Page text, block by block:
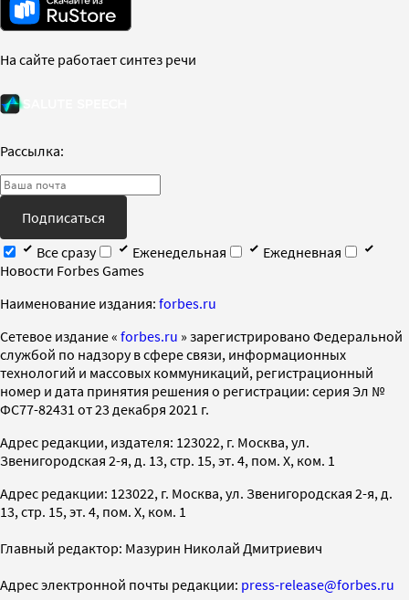
На сайте работает синтез речи
Рассылка:
Подписаться
Все сразу
Еженедельная
Ежедневная
Новости Forbes Games
Наименование издания: forbes.ru
Cетевое издание « forbes.ru » зарегистрировано Федеральной
службой по надзору в сфере связи, информационных
технологий и массовых коммуникаций, регистрационный
номер и дата принятия решения о регистрации: серия Эл №
ФС77-82431 от 23 декабря 2021 г.
Адрес редакции, издателя: 123022, г. Москва, ул.
Звенигородская 2-я, д. 13, стр. 15, эт. 4, пом. X, ком. 1
Адрес редакции: 123022, г. Москва, ул. Звенигородская 2-я, д.
13, стр. 15, эт. 4, пом. X, ком. 1
Главный редактор: Мазурин Николай Дмитриевич
Адрес электронной почты редакции: press-release@forbes.ru